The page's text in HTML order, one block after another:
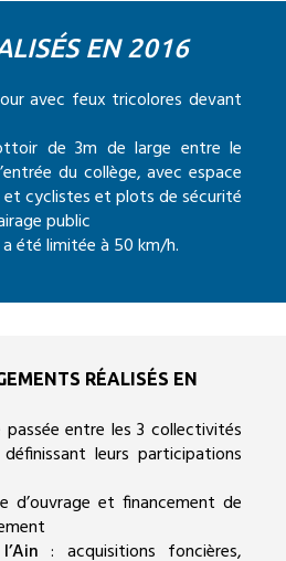
EN 2016
avec feux tricolores devant
de 3m de large entre le
du collège, avec espace
cyclistes et plots de sécurité
public
été limitée à 50 km/h.
RÉALISÉS EN
entre les 3 collectivités
leurs participations
d’ouvrage et financement de
: acquisitions foncières,